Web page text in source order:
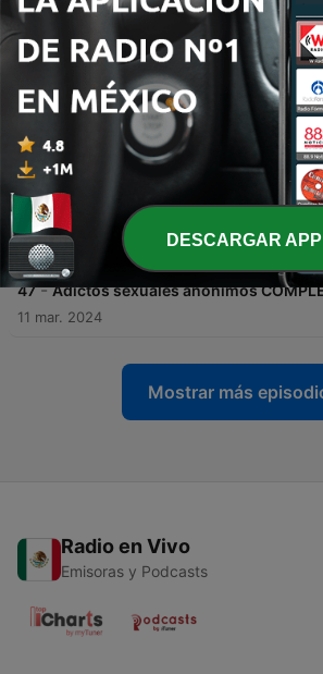
Guía de Introducción a Narcóticos
Narcotics Anonymous World
12 mar. 2024
49 -
LIBRO AZUL DE ALCOHOLICOS
COMPLETO CON VOZ HUMANA
11 mar. 2024
48 - Un Programa para Ti
11 mar. 2024
47 - Adictos sexuales anónimos
11 mar. 2024
Mostrar más
Radio en Vivo
Emisoras y Podcasts
DESCARGAR APP